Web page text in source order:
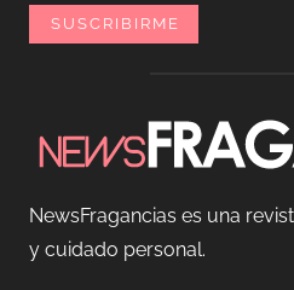
NewsFragancias es una
y cuidado personal.